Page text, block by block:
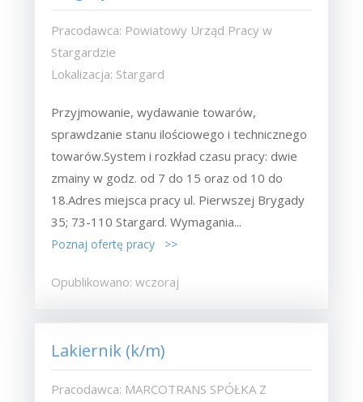
Pracodawca: Powiatowy Urząd Pracy w
Stargardzie
Lokalizacja: Stargard
Przyjmowanie, wydawanie towarów,
sprawdzanie stanu ilościowego i technicznego
towarów.System i rozkład czasu pracy: dwie
zmainy w godz. od 7 do 15 oraz od 10 do
18.Adres miejsca pracy ul. Pierwszej Brygady
35; 73-110 Stargard. Wymagania...
Poznaj ofertę pracy >>
Opublikowano: wczoraj
Lakiernik (k/m)
Pracodawca: MARCOTRANS SPÓŁKA Z